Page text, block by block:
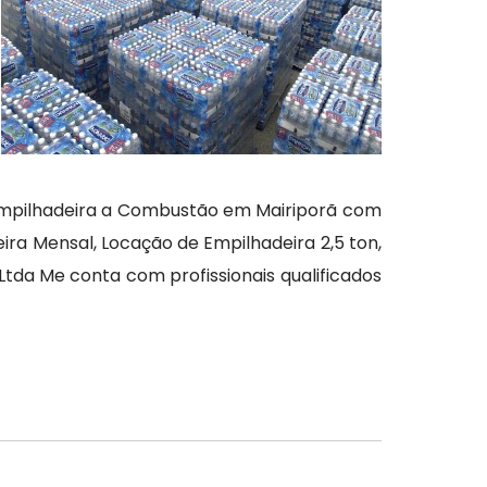
a Combustão em Mairiporã com
Mensal, Locação de Empilhadeira 2,5 ton,
Me conta com profissionais qualificados